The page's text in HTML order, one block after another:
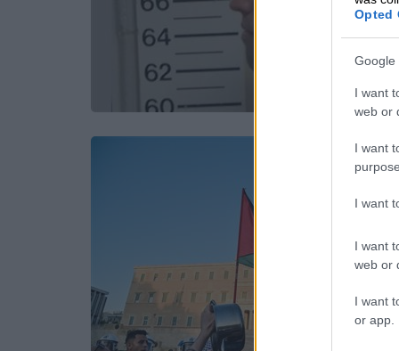
Opted
Google
I want
web or
I want
I want
I want
web or
I want
or app.